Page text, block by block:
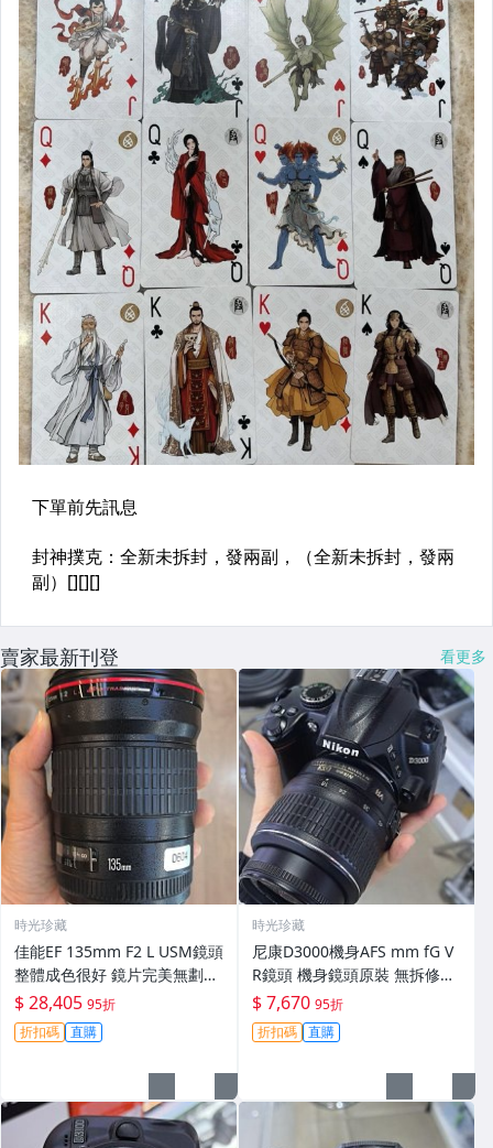
賣家最新刊登 看更多
時光珍藏
佳能EF 135mm F2 L USM鏡頭
整體成色很好 鏡片完美無劃痕
功能一切正常 無拆修無-3430
$ 28,405 95折
折扣碼 直購
時光珍藏
尼康D3000機身AFS mm fG V
R鏡頭 機身鏡頭原裝 無拆修無
翻新 有輕微使用痕跡 鏡頭-34
30
$ 7,670 95折
折扣碼 直購